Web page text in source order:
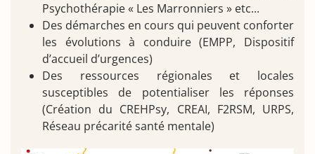
Psychothérapie « Les Marronniers » etc...
Des démarches en cours qui peuvent conforter
les évolutions à conduire (EMPP, Dispositif
d’accueil d’urgences)
Des ressources régionales et locales
susceptibles de potentialiser les réponses
(Création du CREHPsy, CREAI, F2RSM, URPS,
Réseau précarité santé mentale)